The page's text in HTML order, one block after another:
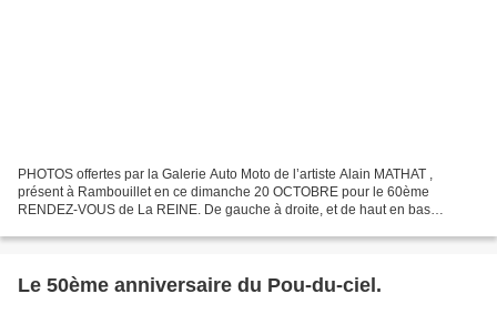
PHOTOS offertes par la Galerie Auto Moto de l’artiste Alain MATHAT ,
présent à Rambouillet en ce dimanche 20 OCTOBRE pour le 60ème
RENDEZ-VOUS de La REINE. De gauche à droite, et de haut en bas
Le 50ème anniversaire du Pou-du-ciel.